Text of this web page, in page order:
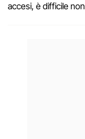
accesi, è difficile